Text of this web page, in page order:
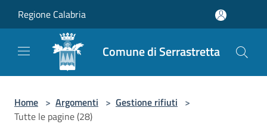
Regione Calabria
Comune di Serrastretta
Home > Argomenti > Gestione rifiuti >
Tutte le pagine (28)